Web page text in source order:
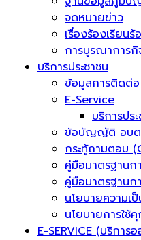
จดหมายข่าว
เรื่องร้องเรียน
การบูรณาการ
บริการประชาชน
ข้อมูลการติดต่อ
E-Service
บริการปร
ข้อบัญญัติ อบต
กระทู้ถามตอบ
คู่มือมาตรฐานก
คู่มือมาตรฐานก
นโยบายความเ
นโยบายการใช้
E-SERVICE (บริการ